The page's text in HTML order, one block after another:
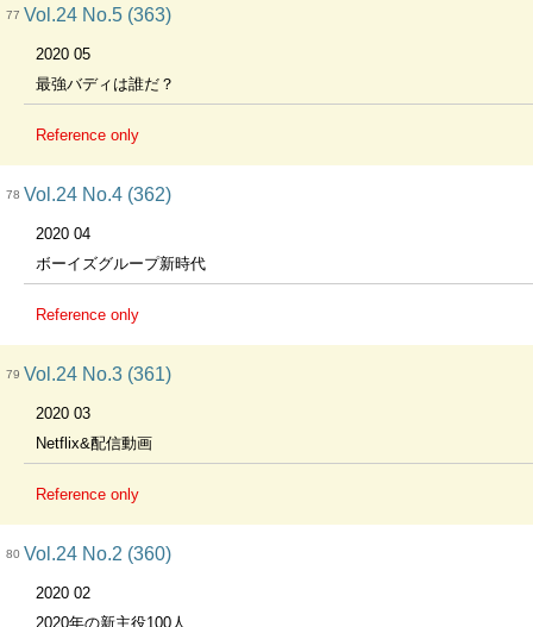
77 Vol.24 No.5 (363)
2020 05
最強バディは誰だ？
Reference only
78 Vol.24 No.4 (362)
2020 04
ボーイズグループ新時代
Reference only
79 Vol.24 No.3 (361)
2020 03
Netflix&配信動画
Reference only
80 Vol.24 No.2 (360)
2020 02
2020年の新主役100人